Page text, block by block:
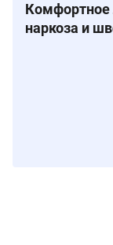
Комфортное
наркоза и